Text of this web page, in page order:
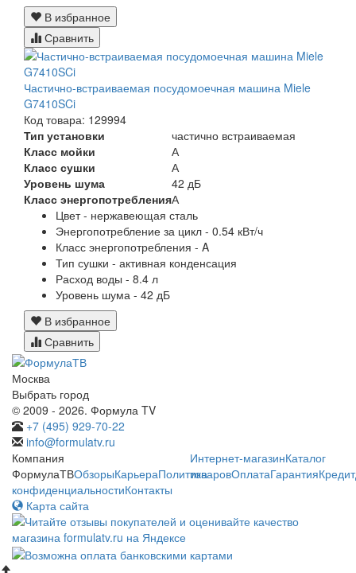
В избранное
Сравнить
Частично-встраиваемая посудомоечная машина Miele
G7410SCi
Код товара: 129994
Тип установки
частично встраиваемая
Класс мойки
А
Класс сушки
А
Уровень шума
42 дБ
Класс энергопотребленияА
Цвет - нержавеющая сталь
Энергопотребление за цикл - 0.54 кВт/ч
Класс энергопотребления - A
Тип сушки - активная конденсация
Расход воды - 8.4 л
Уровень шума - 42 дБ
В избранное
Сравнить
Москва
Выбрать город
© 2009 - 2026. Формула TV
+7 (495) 929-70-22
info@formulatv.ru
Компания
ФормулаТВОбзорыКарьераПолитика
конфиденциальностиКонтакты
Интернет-магазинКаталог
товаровОплатаГарантияКредит
Карта сайта